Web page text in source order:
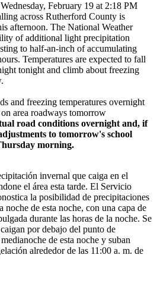
February 19 at 2:18 PM
across Rutherford County is
afternoon. The National Weather
of additional light precipitation
to half-an-inch of accumulating
Temperatures are expected to fall
tonight and climb about freezing
and freezing temperatures overnight
area roadways tomorrow
road conditions overnight and, if
to tomorrow's school
morning.
invernal que caiga en el
el área esta tarde. El Servicio
la posibilidad de precipitaciones
noche de esta noche, con una capa de
durante las horas de la noche. Se
por debajo del punto de
de esta noche y suban
alrededor de las 11:00 a. m. de